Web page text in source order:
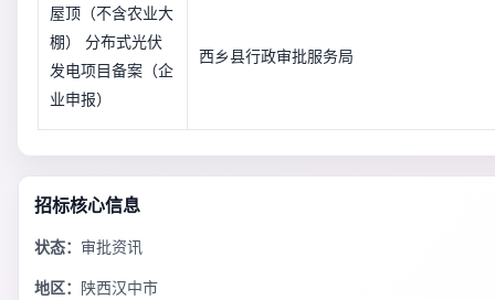
屋顶（不含农业大
棚） 分布式光伏
发电项目备案（企
业申报）
西乡县行政审批服务局
招标核心信息
状态： 审批资讯
地区： 陕西汉中市